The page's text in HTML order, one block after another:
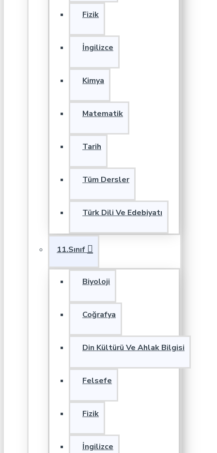
Fizik
İngilizce
Kimya
Matematik
Tarih
Tüm Dersler
Türk Dili Ve Edebiyatı
11.Sınıf
Biyoloji
Coğrafya
Din Kültürü Ve Ahlak Bilgisi
Felsefe
Fizik
İngilizce